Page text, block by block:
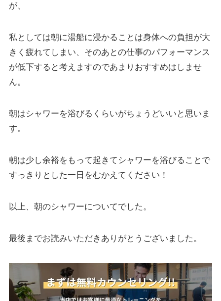
が、
私としては朝に湯船に浸かることは身体への負担が大
きく疲れてしまい、そのあとの仕事のパフォーマンス
が低下すると考えますのであまりおすすめはしませ
ん。
朝はシャワーを浴びるくらいがちょうどいいと思いま
す。
朝は少し余裕をもって起きてシャワーを浴びることで
すっきりとした一日をむかえてください！
以上、朝のシャワーについてでした。
最後までお読みいただきありがとうございました。